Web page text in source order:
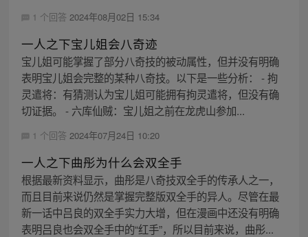
1 个回答 2024年08月02日 15:34
一人之下宝儿姐会八奇迹
宝儿姐可能掌握了部分八奇技的被动属性，但并没有明确
表明宝儿姐会完整的某种八奇技。以下是一些分析： - 拘
灵遣将：有猜测认为宝儿姐可能拥有拘灵遣将，但没有确
切证据。 - 六库仙贼：宝儿姐之前在龙虎山参加...
1 个回答 2024年07月24日 10:20
一人之下曲彤为什么会双全手
根据最新资料显示，曲彤是八奇技双全手的传承人之一，
而且目前来说仍然是掌握完整版双全手的异人。尽管在最
新一话中吕良的双全手实力大增，但在漫画中还没有明确
表明吕良也会双全手中的“红手”，所以目前来说，曲彤...